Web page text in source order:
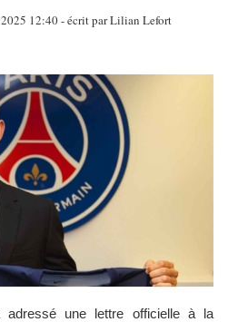
12:40 - écrit parLilian Lefort